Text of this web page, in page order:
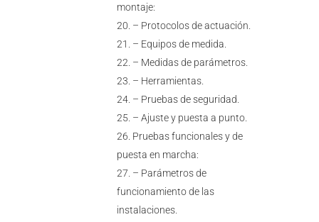
montaje:
– Protocolos de actuación.
– Equipos de medida.
– Medidas de parámetros.
– Herramientas.
– Pruebas de seguridad.
– Ajuste y puesta a punto.
Pruebas funcionales y de
puesta en marcha:
– Parámetros de
funcionamiento de las
instalaciones.